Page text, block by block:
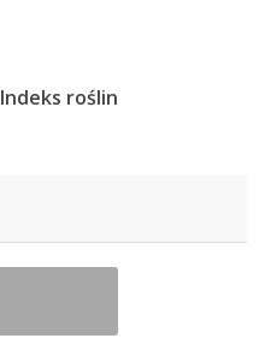
Indeks roślin